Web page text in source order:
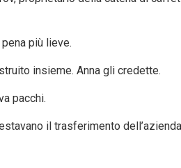
più lieve.
insieme. Anna gli credette.
pacchi.
il trasferimento dell’azienda